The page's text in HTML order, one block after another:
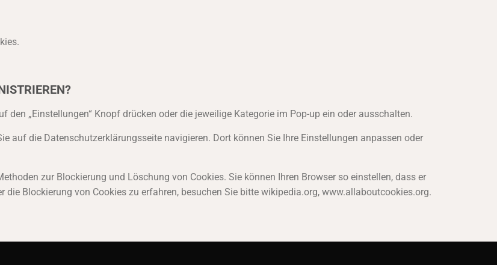
den „Einstellungen“ Knopf drücken oder die jeweilige Kategorie im Pop-up ein oder ausschalten.
auf die Datenschutzerklärungsseite navigieren. Dort können Sie Ihre Einstellungen anpassen oder
zur Blockierung und Löschung von Cookies. Sie können Ihren Browser so einstellen, dass er
Blockierung von Cookies zu erfahren, besuchen Sie bitte wikipedia.org, www.allaboutcookies.org.